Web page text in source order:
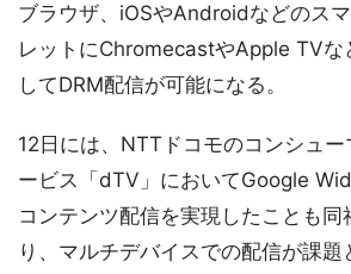
ブラウザ、iOSやAndroidなどのス
レットにChromecastやApple TVな
してDRM配信が可能になる。
12日には、NTTドコモのコンシュ
ービス「dTV」においてGoogle
コンテンツ配信を実現したことも同
り、マルチデバイスでの配信が課題